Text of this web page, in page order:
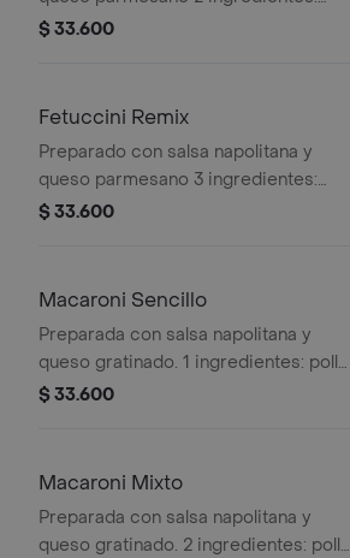
pollo, carne o champiñones.
$ 33.600
Fetuccini Remix
Preparado con salsa napolitana y
queso parmesano 3 ingredientes:
pollo, carne y champiñones.
$ 33.600
Macaroni Sencillo
Preparada con salsa napolitana y
queso gratinado. 1 ingredientes: pollo,
carne o champiñones.
$ 33.600
Macaroni Mixto
Preparada con salsa napolitana y
queso gratinado. 2 ingredientes: pollo,